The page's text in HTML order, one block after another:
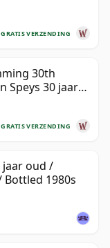
GRATIS VERZENDING
30th
Speys 30 jaar
GRATIS VERZENDING
jaar oud /
1980s